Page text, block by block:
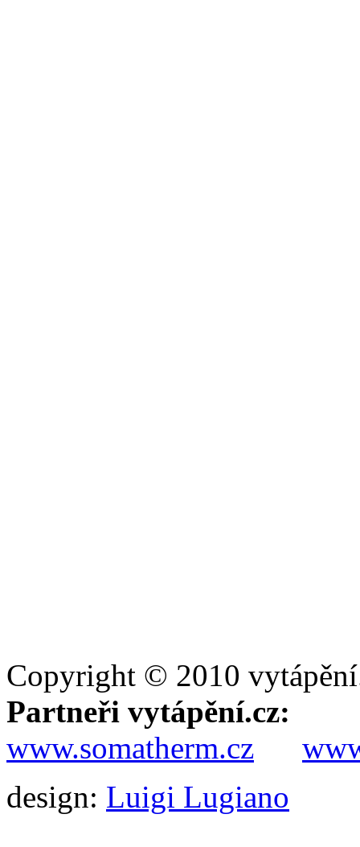
Copyright © 2010
Partneři vytápění.cz:
www.somatherm.cz
design: Luigi Lugiano